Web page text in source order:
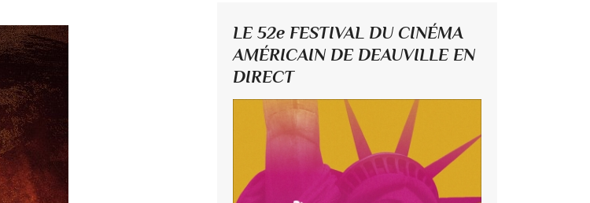
LE 52e FESTIVAL DU CINÉMA
AMÉRICAIN DE DEAUVILLE EN
DIRECT